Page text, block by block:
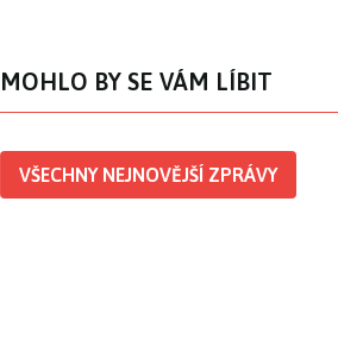
MOHLO BY SE VÁM LÍBIT
VŠECHNY NEJNOVĚJŠÍ ZPRÁVY